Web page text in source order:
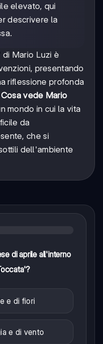
elevato, qui
descrivere la
Mario Luzi è
presentando
riflessione profonda
Cosa vede Mario
mondo in cui la vita
da
che si
dell'ambiente
di aprile all'interno
e di fiori
e di vento